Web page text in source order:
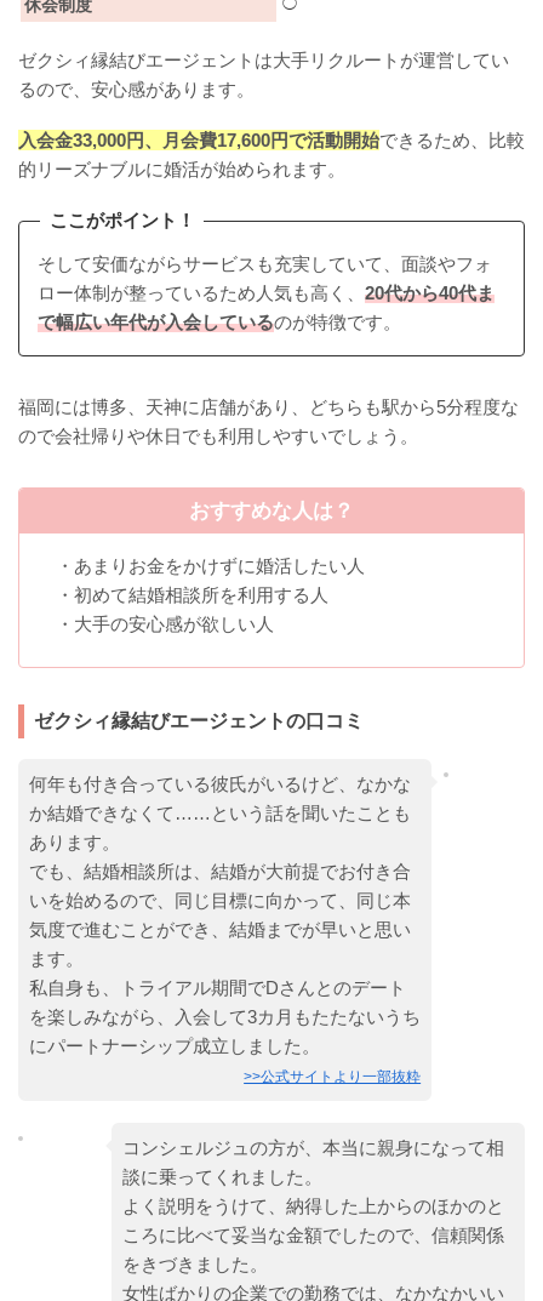
休会制度 ◯
ゼクシィ縁結びエージェントは大手リクルートが運営してい
るので、安心感があります。
入会金33,000円、月会費17,600円で活動開始できるため、比較
的リーズナブルに婚活が始められます。
ここがポイント！
そして安価ながらサービスも充実していて、面談やフォ
ロー体制が整っているため人気も高く、 20代から40代ま
で幅広い年代が入会しているのが特徴です。
福岡には博多、天神に店舗があり、どちらも駅から5分程度な
ので会社帰りや休日でも利用しやすいでしょう。
おすすめな人は？
・あまりお金をかけずに婚活したい人
・初めて結婚相談所を利用する人
・大手の安心感が欲しい人
ゼクシィ縁結びエージェントの口コミ
何年も付き合っている彼氏がいるけど、なかな
か結婚できなくて……という話を聞いたことも
あります。
でも、結婚相談所は、結婚が大前提でお付き合
いを始めるので、同じ目標に向かって、同じ本
気度で進むことができ、結婚までが早いと思い
ます。
私自身も、トライアル期間でDさんとのデート
を楽しみながら、入会して3カ月もたたないうち
にパートナーシップ成立しました。
>>公式サイトより一部抜粋
コンシェルジュの方が、本当に親身になって相
談に乗ってくれました。
よく説明をうけて、納得した上からのほかのと
ころに比べて妥当な金額でしたので、信頼関係
をきづきました。
女性ばかりの企業での勤務では、なかなかいい